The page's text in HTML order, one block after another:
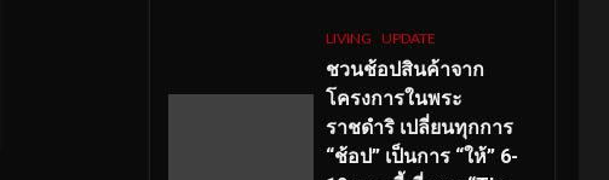
LIVING UPDATE
ชวนช้อปสินค้าจาก
โครงการในพระ
ราชดำริ เปลี่ยนทุกการ
“ช้อป” เป็นการ “ให้” 6-